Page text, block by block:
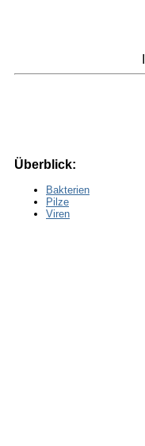
Überblick:
Bakterien
Pilze
Viren